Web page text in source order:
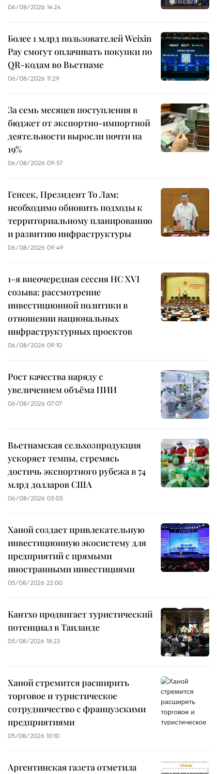
06/08/2026 14:24
Более 1 млрд пользователей Weixin
Pay смогут оплачивать покупки по
QR-кодам во Вьетнаме
06/08/2026 11:29
За семь месяцев поступления в
бюджет от экспортно-импортной
деятельности выросли почти на
19%
06/08/2026 09:57
Генсек, Президент То Лам:
необходимо обновить подходы к
территориальному планированию
и развитию инфраструктуры
06/08/2026 09:49
1-я внеочередная сессия НС XVI
созыва: рассмотрение
инвестиционной политики в
отношении национальных
инфраструктурных проектов
06/08/2026 09:10
Рост качества наряду с
увеличением объёма ПИИ
06/08/2026 07:07
Вьетнамская сельхозпродукция
ускоряет темпы, стремясь
достичь экспортного рубежа в 74
млрд долларов США
06/08/2026 05:05
Ханой создает привлекательную
инвестиционную экосистему для
предприятий с прямыми
иностранными инвестициями
05/08/2026 22:00
Кантхо продвигает туристический
потенциал в Таиланде
05/08/2026 18:23
Ханой стремится расширить
торговое и туристическое
сотрудничество с французскими
предприятиями
05/08/2026 10:10
Аргентинская газета отметила